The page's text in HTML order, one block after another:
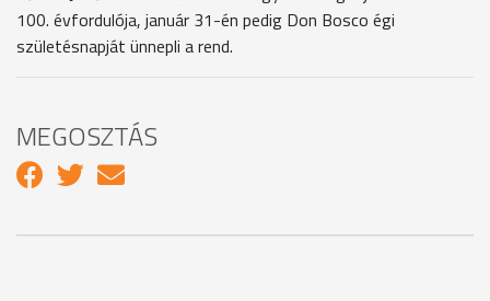
100. évfordulója, január 31-én pedig Don Bosco égi
születésnapját ünnepli a rend.
MEGOSZTÁS